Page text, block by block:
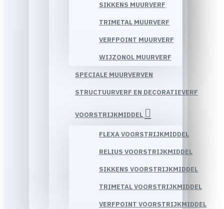
SIKKENS MUURVERF
TRIMETAL MUURVERF
VERFPOINT MUURVERF
WIJZONOL MUURVERF
SPECIALE MUURVERVEN
STRUCTUURVERF EN DECORATIEVERF
VOORSTRIJKMIDDEL
FLEXA VOORSTRIJKMIDDEL
RELIUS VOORSTRIJKMIDDEL
SIKKENS VOORSTRIJKMIDDEL
TRIMETAL VOORSTRIJKMIDDEL
VERFPOINT VOORSTRIJKMIDDEL